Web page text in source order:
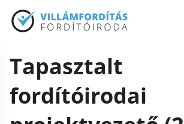
Tapasztalt
fordítóirodai